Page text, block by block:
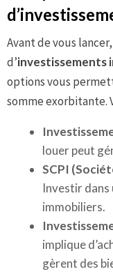
Avant de vous
d’investissements
options vous
somme exorbitante.
louer peut
SCPI
Investir dans
immobiliers.
implique
gèrent des